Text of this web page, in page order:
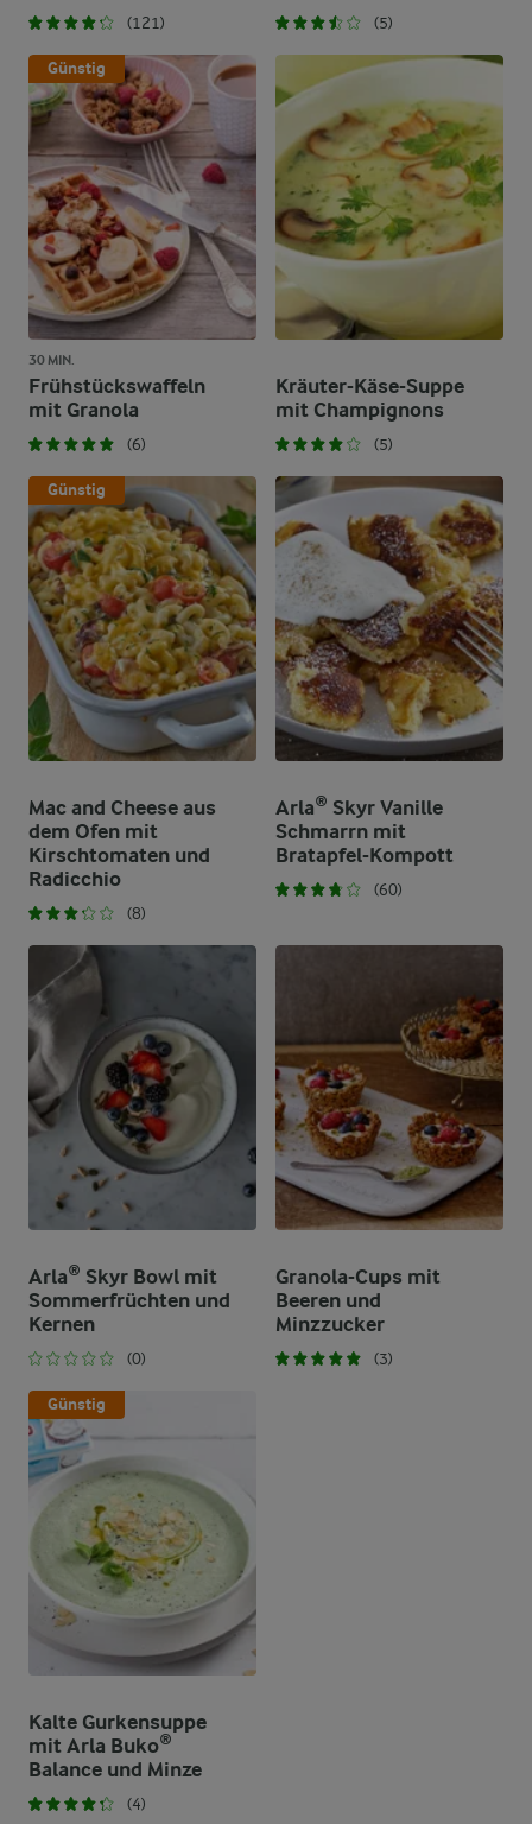
(121) (5)
Günstig
30 MIN.
Frühstückswaffeln
mit Granola
(6)
Kräuter-Käse-Suppe
mit Champignons
(5)
Günstig
Mac and Cheese aus
dem Ofen mit
Kirschtomaten und
Radicchio
(8)
Arla® Skyr Vanille
Schmarrn mit
Bratapfel-Kompott
(60)
Arla® Skyr Bowl mit
Sommerfrüchten und
Kernen
(0)
Granola-Cups mit
Beeren und
Minzzucker
(3)
Günstig
Kalte Gurkensuppe
mit Arla Buko®
Balance und Minze
(4)